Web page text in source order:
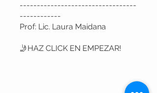
----------------------------------
------------
Prof: Lic. Laura Maidana
🤳HAZ CLICK EN EMPEZAR!